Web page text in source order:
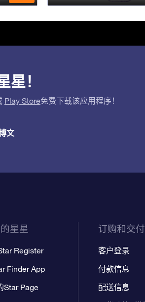
！
Play Store免费下载该应用程序！
文
星星
Register
Finder App
Star Page
订购和交付
客户登录
付款信息
配送信息